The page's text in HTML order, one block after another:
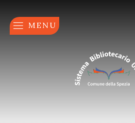
MENU